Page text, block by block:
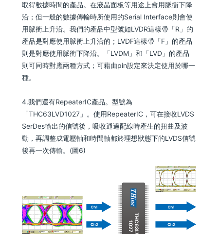
取得數據時間的產品。在液晶面板等用途上會用脈衝下降
沿；但一般的數據傳輸時所使用的Serial Interface則會使
用脈衝上升沿。我們的產品中型號如LVDR這樣帶「R」的
產品是對應使用脈衝上升沿的；LVDF這樣帶「F」的產品
則是對應使用脈衝下降沿。「LVDM」和「LVD」的產品
則可同時對應兩種方式；可藉由pin設定來決定使用於哪一
種。
4.我們還有RepeaterIC產品。型號為
「THC63LVD1027」。使用RepeaterIC，可在接收LVDS
SerDes輸出的信號後，吸收通過配線時產生的扭曲及波
動，再調整成電壓軸和時間軸都於理想狀態下的LVDS信號
後再一次傳輸。(圖6)